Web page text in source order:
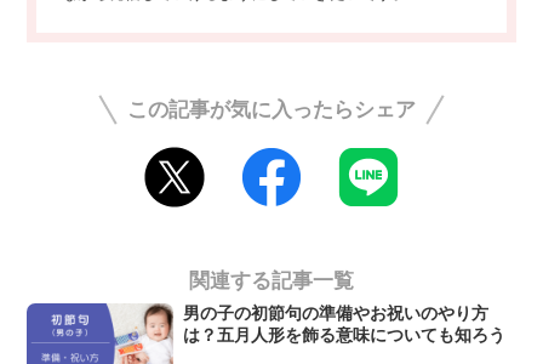
この記事が気に入ったらシェア
関連する記事一覧
男の子の初節句の準備やお祝いのやり方
は？五月人形を飾る意味についても知ろう